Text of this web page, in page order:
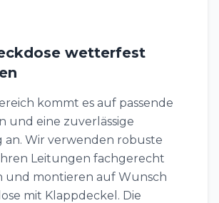
wetterfest
kommt es auf passende
und eine zuverlässige
Wir verwenden robuste
Leitungen fachgerecht
und montieren auf Wunsch
mit Klappdeckel. Die